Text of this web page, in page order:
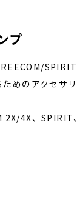
プ
めのアクセサリ
2X/4X、SPIRIT